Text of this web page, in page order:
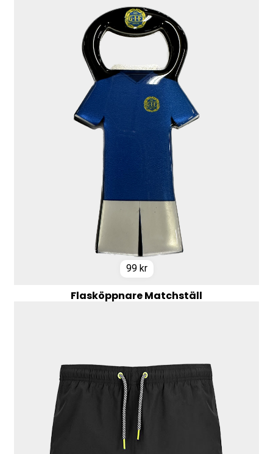
99 kr
Flasköppnare Matchställ